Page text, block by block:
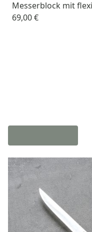
Messerblock mit
69,00 €